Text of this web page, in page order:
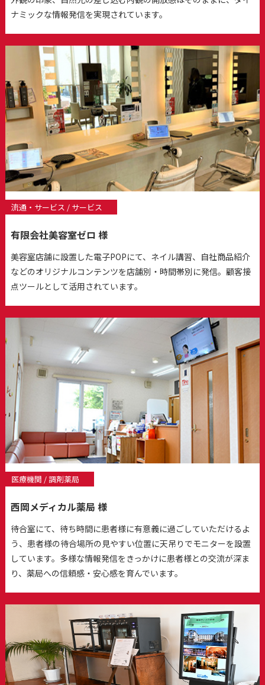
ナミックな情報発信を実現されています。
流通・サービス / サービス
有限会社美容室ゼロ 様
美容室店舗に設置した電子POPにて、ネイル講習、自社商品紹介
などのオリジナルコンテンツを店舗別・時間帯別に発信。顧客接
点ツールとして活用されています。
医療機関 / 調剤薬局
西岡メディカル薬局 様
待合室にて、待ち時間に患者様に有意義に過ごしていただけるよ
う、患者様の待合場所の見やすい位置に天吊りでモニターを設置
しています。多様な情報発信をきっかけに患者様との交流が深ま
り、薬局への信頼感・安心感を育んでいます。